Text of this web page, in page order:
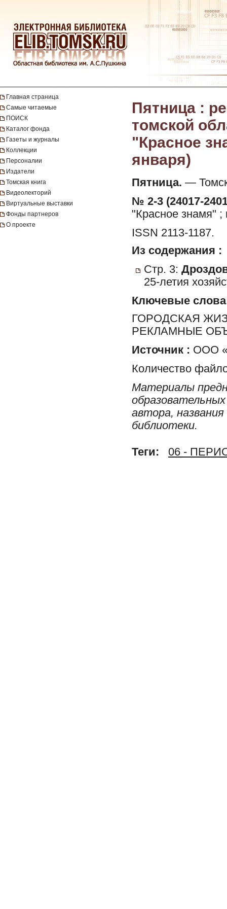
Главная страница
Самые читаемые
ПОИСК
Каталог фонда
Газеты и журналы
Коллекции
Персоналии
Издатели
Томская книга
Видеолекторий
Виртуальные выставки
Фонды партнеров
О проекте
Пятница :
томской
"Красное
января)
Пятница. —
№ 2-3 (24017-
"Красное знамя" ;
ISSN 2113-1187.
Из содержания :
Стр. 3:
25-летия
Ключевые слова
ГОРОДСКАЯ
РЕКЛАМНЫЕ
Источник : ООО
Количество
Материалы
автора,
библиотеки.
Теги: 06 -